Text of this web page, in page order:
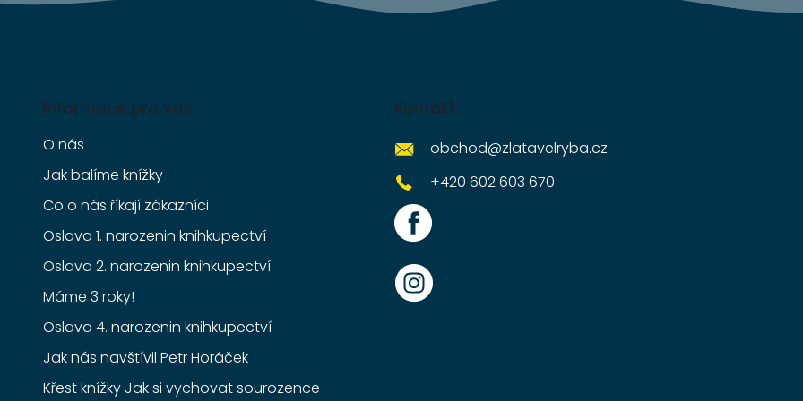
Informace pro vás
O nás
Jak balíme knížky
Co o nás říkají zákazníci
Oslava 1. narozenin knihkupectví
Oslava 2. narozenin knihkupectví
Máme 3 roky!
Oslava 4. narozenin knihkupectví
Jak nás navštívil Petr Horáček
Křest knížky Jak si vychovat sourozence
Kontakt
obchod@zlatavelryba.cz
+420 602 603 670